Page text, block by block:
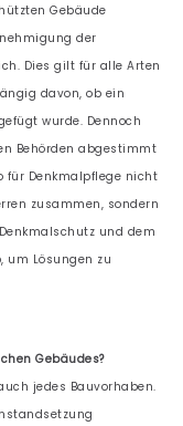
Gebäude
der
Dies gilt für alle Arten
davon, ob ein
wurde. Dennoch
Behörden abgestimmt
für Denkmalpflege nicht
zusammen, sondern
und dem
um Lösungen zu
Gebäudes?
jedes Bauvorhaben.